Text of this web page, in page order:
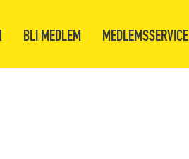
BLI MEDLEM MEDLEMSSERVICE